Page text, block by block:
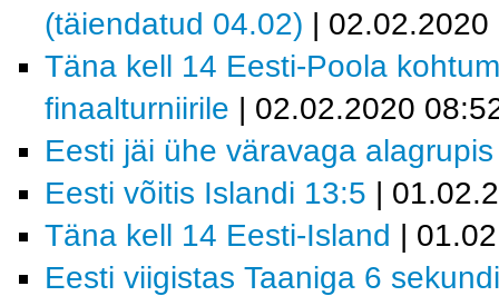
(täiendatud 04.02) | 02.02.2020
Täna kell 14 Eesti-Poola
finaalturniirile | 02.02.2020
Eesti jäi ühe väravaga
Eesti võitis Islandi 13:5 |
Täna kell 14 Eesti-Island |
Eesti viigistas Taaniga 6